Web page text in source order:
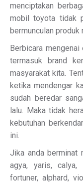
menciptakan
mobil toyota tidak
bermunculan produk
Berbicara
termasuk brand
masyarakat kita.
ketika mendengar
sudah beredar
lalu. Maka tidak
kebutuhan
ini.
Jika anda
agya, yaris, calya,
fortuner, alphard,